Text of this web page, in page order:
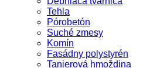
Tehla
Pórobetón
Suché zmesy
Komín
Fasádny polystyrén
Tanierová hmoždina